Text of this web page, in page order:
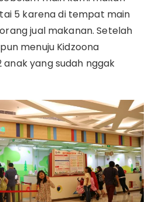
5 karena di tempat main
jual makanan. Setelah
menuju Kidzoona
yang sudah nggak